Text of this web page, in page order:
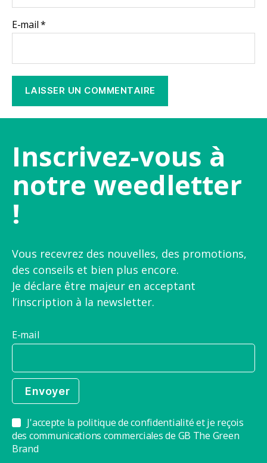
E-mail*
Inscrivez-vous à
notre weedletter
!
Vous recevrez des nouvelles, des promotions,
des conseils et bien plus encore.
Je déclare être majeur en acceptant
l’inscription à la newsletter.
E-mail
J'accepte la politique de confidentialité et je reçois
des communications commerciales de GB The Green
Brand